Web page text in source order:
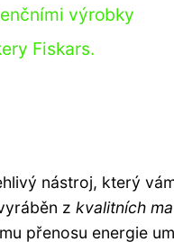
výrobky
Fiskars.
nástroj, který
z kvalitních
přenosu energie